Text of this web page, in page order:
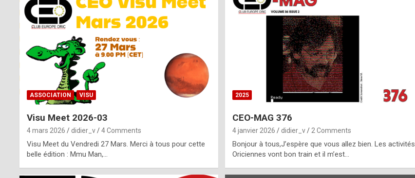
ASSOCIATION VISU
Visu Meet 2026-03
4 mars 2026 didier_v 4 Comments
Visu Meet du Vendredi 27 Mars. Merci à tous pour cette
belle édition : Mmu Man,…
2025
CEO-MAG 376
4 janvier 2026 didier_v 2 Comments
Bonjour à tous,J’espère que vous allez bien. Les activités
Oriciennes vont bon train et il m’est…